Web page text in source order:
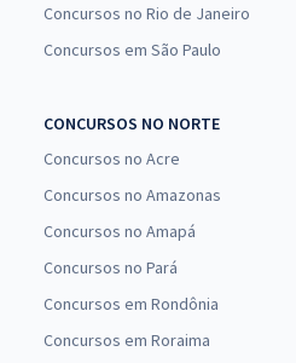
Concursos no Rio de Janeiro
Concursos em São Paulo
CONCURSOS NO NORTE
Concursos no Acre
Concursos no Amazonas
Concursos no Amapá
Concursos no Pará
Concursos em Rondônia
Concursos em Roraima